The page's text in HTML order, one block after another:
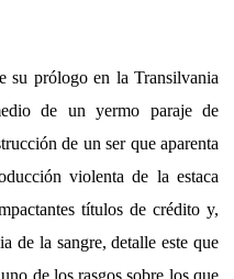
su prólogo en la Transilvania
de un yermo paraje de
de un ser que aparenta
violenta de la estaca
títulos de crédito y,
de la sangre, detalle este que
de los rasgos sobre los que